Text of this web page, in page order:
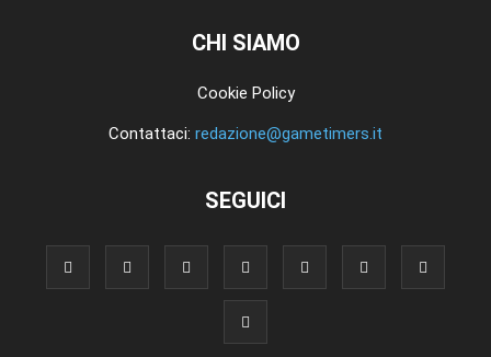
CHI SIAMO
Cookie Policy
Contattaci: redazione@gametimers.it
SEGUICI